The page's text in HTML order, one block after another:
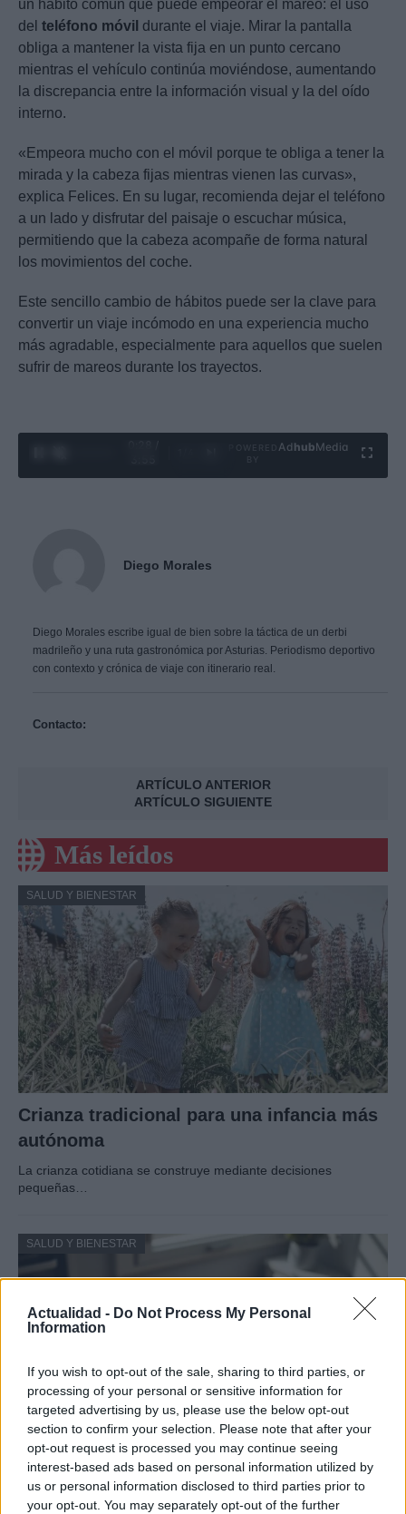
Actualidad - Do Not Process My Personal
Information
If you wish to opt-out of the sale, sharing to third parties, or
processing of your personal or sensitive information for
targeted advertising by us, please use the below opt-out
section to confirm your selection. Please note that after your
opt-out request is processed you may continue seeing
interest-based ads based on personal information utilized by
us or personal information disclosed to third parties prior to
your opt-out. You may separately opt-out of the further
un hábito común que puede empeorar el mareo: el uso
del teléfono móvil durante el viaje. Mirar la pantalla
obliga a mantener la vista fija en un punto cercano
mientras el vehículo continúa moviéndose, aumentando
la discrepancia entre la información visual y la del oído
interno.
«Empeora mucho con el móvil porque te obliga a tener la
mirada y la cabeza fijas mientras vienen las curvas»,
explica Felices. En su lugar, recomienda dejar el teléfono
a un lado y disfrutar del paisaje o escuchar música,
permitiendo que la cabeza acompañe de forma natural
los movimientos del coche.
Este sencillo cambio de hábitos puede ser la clave para
convertir un viaje incómodo en una experiencia mucho
más agradable, especialmente para aquellos que suelen
sufrir de mareos durante los trayectos.
Ad hubMedia
Diego Morales
Diego Morales escribe igual de bien sobre la táctica de un derbi
madrileño y una ruta gastronómica por Asturias. Periodismo deportivo
con contexto y crónica de viaje con itinerario real.
Contacto:
ARTÍCULO ANTERIOR
ARTÍCULO SIGUIENTE
Más leídos
SALUD Y BIENESTAR
Crianza tradicional para una infancia más
autónoma
La crianza cotidiana se construye mediante decisiones
pequeñas…
SALUD Y BIENESTAR
Guía para delegar tareas y evitar la
sobrecarga emocional